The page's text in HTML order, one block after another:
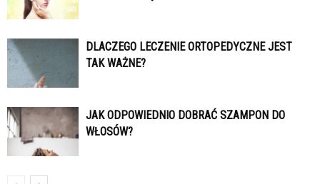
DLACZEGO LECZENIE ORTOPEDYCZNE JEST
TAK WAŻNE?
JAK ODPOWIEDNIO DOBRAĆ SZAMPON DO
WŁOSÓW?